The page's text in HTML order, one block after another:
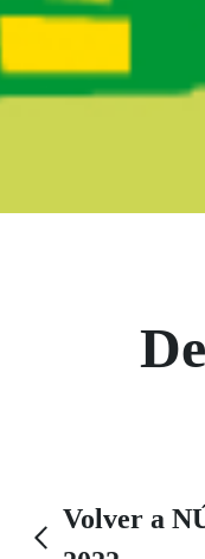
Volver a